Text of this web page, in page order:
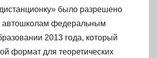
было разрешено
автошколам федеральным
2013 года, который
формат для теоретических